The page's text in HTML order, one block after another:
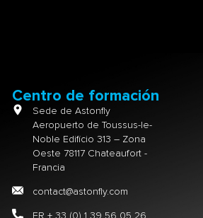
Centro de formación
Sede de Astonfly
Aeropuerto de Toussus-le-
Noble Edificio 313 – Zona
Oeste 78117 Chateaufort -
Francia
contact@astonfly.com
FR + 33 (0) 1 39 56 05 26